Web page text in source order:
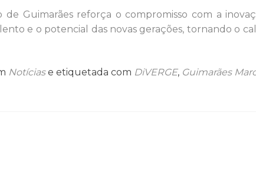
de Guimarães reforça o compromisso com a
e o potencial das novas gerações, tornando o
Notíciase etiquetada com DiVERGE, Guimarães